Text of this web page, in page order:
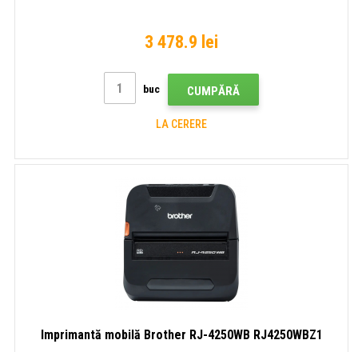
3 478.9 lei
buc CUMPĂRĂ
LA CERERE
Imprimantă mobilă Brother RJ-4250WB RJ4250WBZ1